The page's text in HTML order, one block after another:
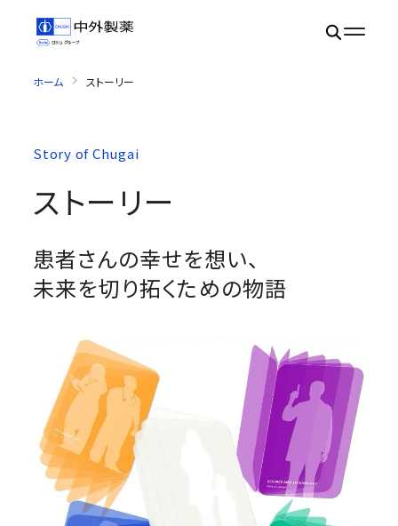
ホーム ストーリー
Story of Chugai
ストーリー
患者さんの幸せを想い、
未来を切り拓くための物語